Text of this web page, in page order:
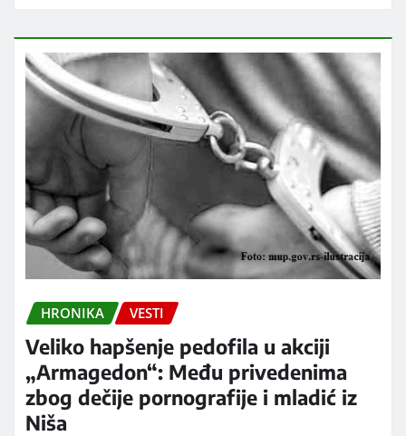
HRONIKA VESTI
Veliko hapšenje pedofila u akciji
„Armagedon“: Među privedenima
zbog dečije pornografije i mladić iz
Niša